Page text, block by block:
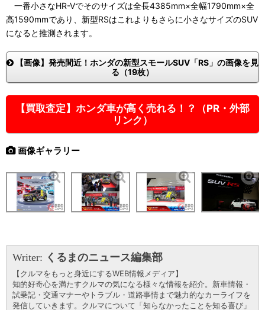
一番小さなHR-Vでそのサイズは全長4385mm×全幅1790mm×全
高1590mmであり、新型RSはこれよりもさらに小さなサイズのSUV
になると推測されます。
【画像】発売間近！ホンダの新型スモールSUV「RS」の画像を見
る（19枚）
【買取査定】ホンダ車が高く売れる！？（PR・外部
リンク）
画像ギャラリー
Writer: くるまのニュース編集部
【クルマをもっと身近にするWEB情報メディア】
知的好奇心を満たすクルマの気になる様々な情報を紹介。新車情報・
試乗記・交通マナーやトラブル・道路事情まで魅力的なカーライフを
発信していきます。クルマについて「知らなかったことを知る喜び」